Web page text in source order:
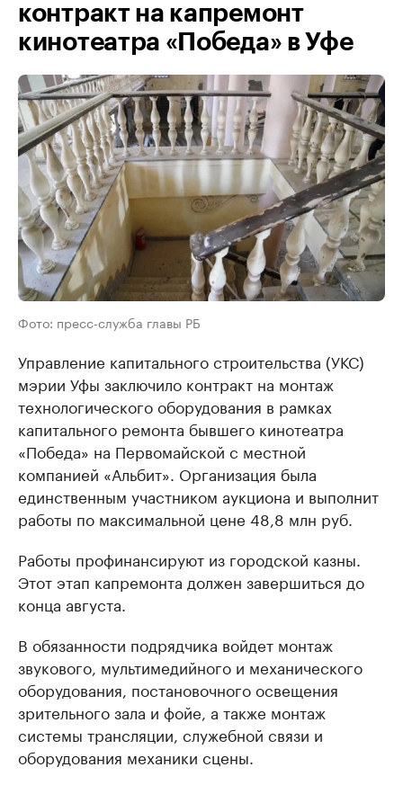
контракт на капремонт
кинотеатра «Победа» в Уфе
Фото: пресс-служба главы РБ
Управление капитального строительства (УКС)
мэрии Уфы заключило контракт на монтаж
технологического оборудования в рамках
капитального ремонта бывшего кинотеатра
«Победа» на Первомайской с местной
компанией «Альбит». Организация была
единственным участником аукциона и выполнит
работы по максимальной цене 48,8 млн руб.
Работы профинансируют из городской казны.
Этот этап капремонта должен завершиться до
конца августа.
В обязанности подрядчика войдет монтаж
звукового, мультимедийного и механического
оборудования, постановочного освещения
зрительного зала и фойе, а также монтаж
системы трансляции, служебной связи и
оборудования механики сцены.